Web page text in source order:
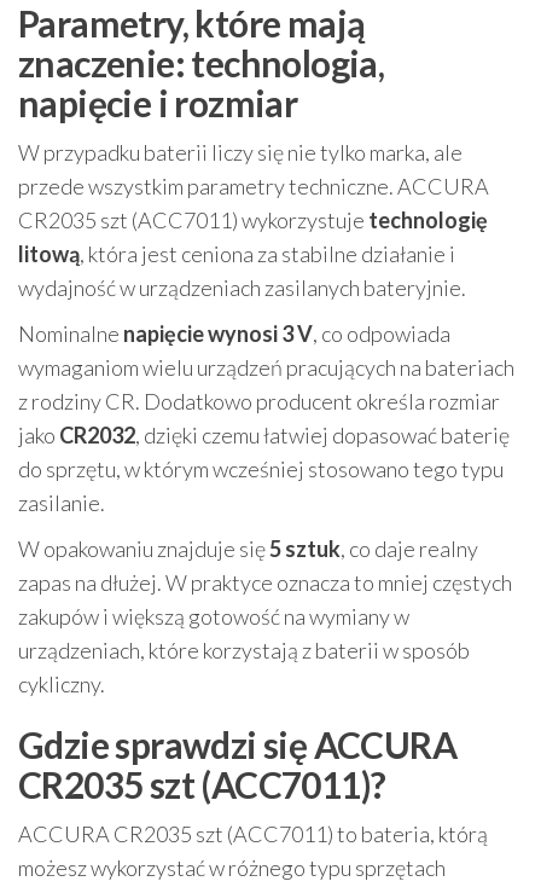
Parametry, które mają
znaczenie: technologia,
napięcie i rozmiar
W przypadku baterii liczy się nie tylko marka, ale
przede wszystkim parametry techniczne. ACCURA
CR2035 szt (ACC7011) wykorzystuje technologię
litową, która jest ceniona za stabilne działanie i
wydajność w urządzeniach zasilanych bateryjnie.
Nominalne napięcie wynosi 3 V, co odpowiada
wymaganiom wielu urządzeń pracujących na bateriach
z rodziny CR. Dodatkowo producent określa rozmiar
jako CR2032, dzięki czemu łatwiej dopasować baterię
do sprzętu, w którym wcześniej stosowano tego typu
zasilanie.
W opakowaniu znajduje się5 sztuk, co daje realny
zapas na dłużej. W praktyce oznacza to mniej częstych
zakupów i większą gotowość na wymiany w
urządzeniach, które korzystają z baterii w sposób
cykliczny.
Gdzie sprawdzi się ACCURA
CR2035 szt (ACC7011)?
ACCURA CR2035 szt (ACC7011) to bateria, którą
możesz wykorzystać w różnego typu sprzętach